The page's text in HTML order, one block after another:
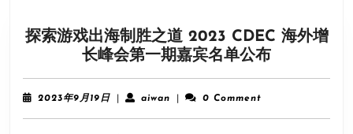
探索游戏出海制胜之道 2023 CDEC 海外增
长峰会第一期嘉宾名单公布探
2023年9月19日2023
aiwanaiwan 0 Comment